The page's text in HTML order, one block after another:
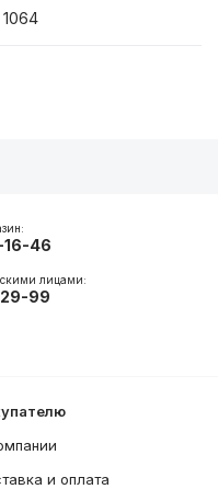
1064
и оплата
16-46
лицами:
99
в WhatsApp